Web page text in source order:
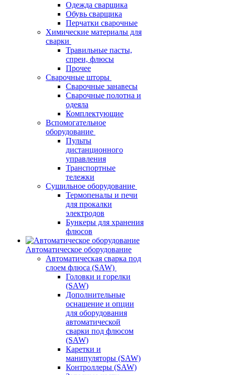
Одежда сварщика
Обувь сварщика
Перчатки сварочные
Химические материалы для
сварки
Травильные пасты,
спреи, флюсы
Прочее
Сварочные шторы
Сварочные занавесы
Сварочные полотна и
одеяла
Комплектующие
Вспомогательное
оборудование
Пульты
дистанционного
управления
Транспортные
тележки
Сушильное оборудование
Термопеналы и печи
для прокалки
электродов
Бункеры для хранения
флюсов
Автоматическое оборудование
Автоматическая сварка под
слоем флюса (SAW)
Головки и горелки
(SAW)
Дополнительные
оснащение и опции
для оборудования
автоматической
сварки под флюсом
(SAW)
Каретки и
манипуляторы (SAW)
Контроллеры (SAW)